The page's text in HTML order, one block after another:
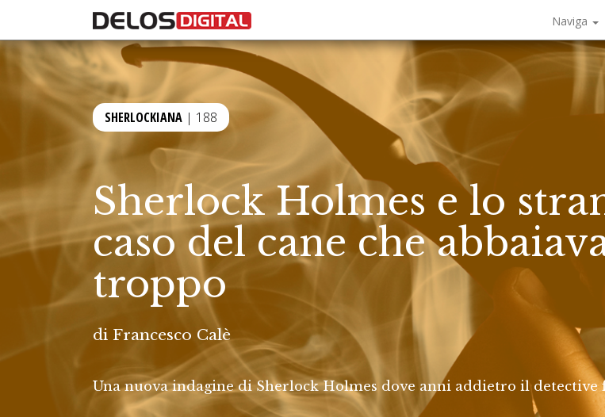
Naviga
SHERLOCKIANA | 188
Sherlock Holmes e lo
caso del cane che
troppo
di Francesco Calè
Una nuova indagine di Sherlock Holmes dove anni addietro il detective